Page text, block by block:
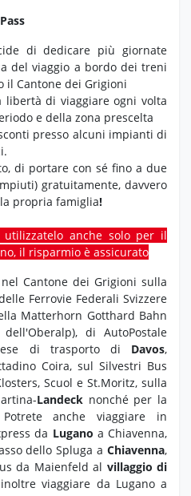
di dedicare più giornate
del viaggio a bordo dei treni
Cantone dei Grigioni
di viaggiare ogni volta
e della zona prescelta
presso alcuni impianti di
di portare con sé fino a due
gratuitamente, davvero
propria famiglia!
anche solo per il
il risparmio è assicurato
Cantone dei Grigioni sulla
Ferrovie Federali Svizzere
Matterhorn Gotthard Bahn
di AutoPostale
di trasporto di Davos,
Coira, sul Silvestri Bus
Scuol e St.Moritz, sulla
Landeck nonché per la
Potrete anche viaggiare in
da Lugano a Chiavenna,
dello Spluga a Chiavenna,
da Maienfeld al villaggio di
viaggiare da Lugano a